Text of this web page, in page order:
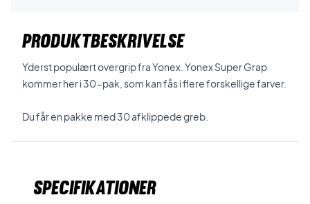
PRODUKTBESKRIVELSE
Yderst populært overgrip fra Yonex. Yonex Super Grap
kommer her i 30-pak, som kan fås i flere forskellige farver.
Du får en pakke med 30 afklippede greb.
Specifikationer